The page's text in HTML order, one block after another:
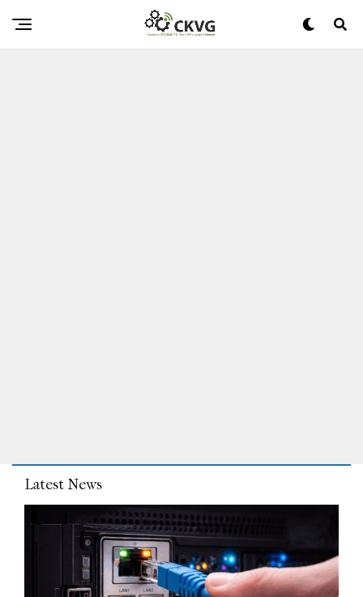
Das Flaggschiff-Benchmark-Leck Von Intel Raptor Lake
Enthüllt Eine Sehr Schnelle CPU
Latest News